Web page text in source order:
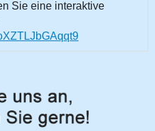
Sie eine interaktive